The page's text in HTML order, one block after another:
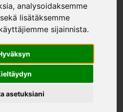
analysoidaksemme
lisätäksemme
sijainnista.
asetuksiani